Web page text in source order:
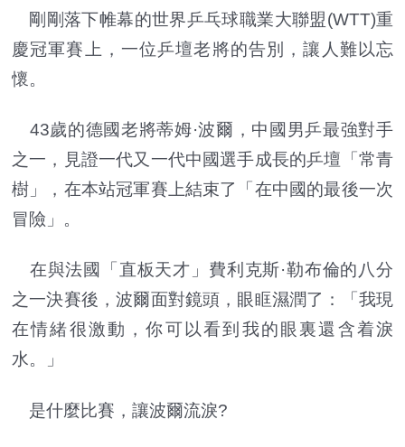
剛剛落下帷幕的世界乒乓球職業大聯盟(WTT)重
慶冠軍賽上，一位乒壇老將的告別，讓人難以忘
懷。
43歲的德國老將蒂姆·波爾，中國男乒最強對手
之一，見證一代又一代中國選手成長的乒壇「常青
樹」，在本站冠軍賽上結束了「在中國的最後一次
冒險」。
在與法國「直板天才」費利克斯·勒布倫的八分
之一決賽後，波爾面對鏡頭，眼眶濕潤了：「我現
在情緒很激動，你可以看到我的眼裏還含着淚
水。」
是什麼比賽，讓波爾流淚?